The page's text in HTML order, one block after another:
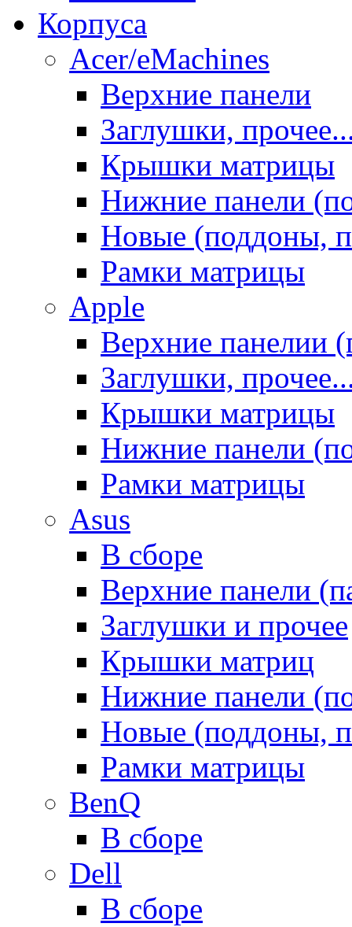
Корпуса
Acer/eMachines
Верхние панели
Заглушки,
Крышки матрицы
Нижние панели
Новые (поддоны,
Рамки матрицы
Apple
Верхние панелии
Заглушки,
Крышки матрицы
Нижние панели
Рамки матрицы
Asus
В сборе
Верхние панели
Заглушки и прочее
Крышки матриц
Нижние панели
Новые (поддоны,
Рамки матрицы
BenQ
В сборе
Dell
В сборе